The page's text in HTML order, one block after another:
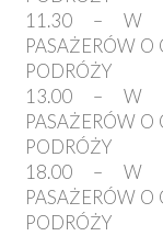
11.30 – W
PASAŻERÓW O
PODRÓŻY
13.00 – W
PASAŻERÓW O
PODRÓŻY
18.00 – W
PASAŻERÓW O
PODRÓŻY